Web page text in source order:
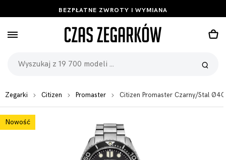
BEZPŁATNE ZWROTY I WYMIANA
Zegarki Citizen Promaster Citizen Promaster Czarny/Stal
Nowość